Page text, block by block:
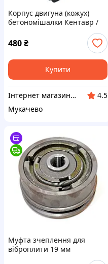
Корпус двигуна (кожух)
бетономішалки Кентавр /
480₴
Купити
Інтернет магазин "МК"
4.5
Мукачево
Муфта зчеплення для
віброплити 19 мм